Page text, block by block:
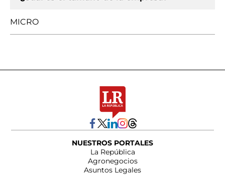
MICRO
NUESTROS PORTALES
La República
Agronegocios
Asuntos Legales